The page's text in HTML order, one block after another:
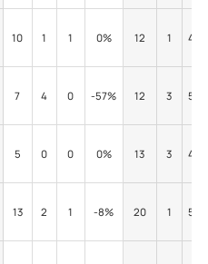
10 1 1 0% 12 1
7 4 0 -57% 12 3
5 0 0 0% 13 3
13 2 1 -8% 20 1